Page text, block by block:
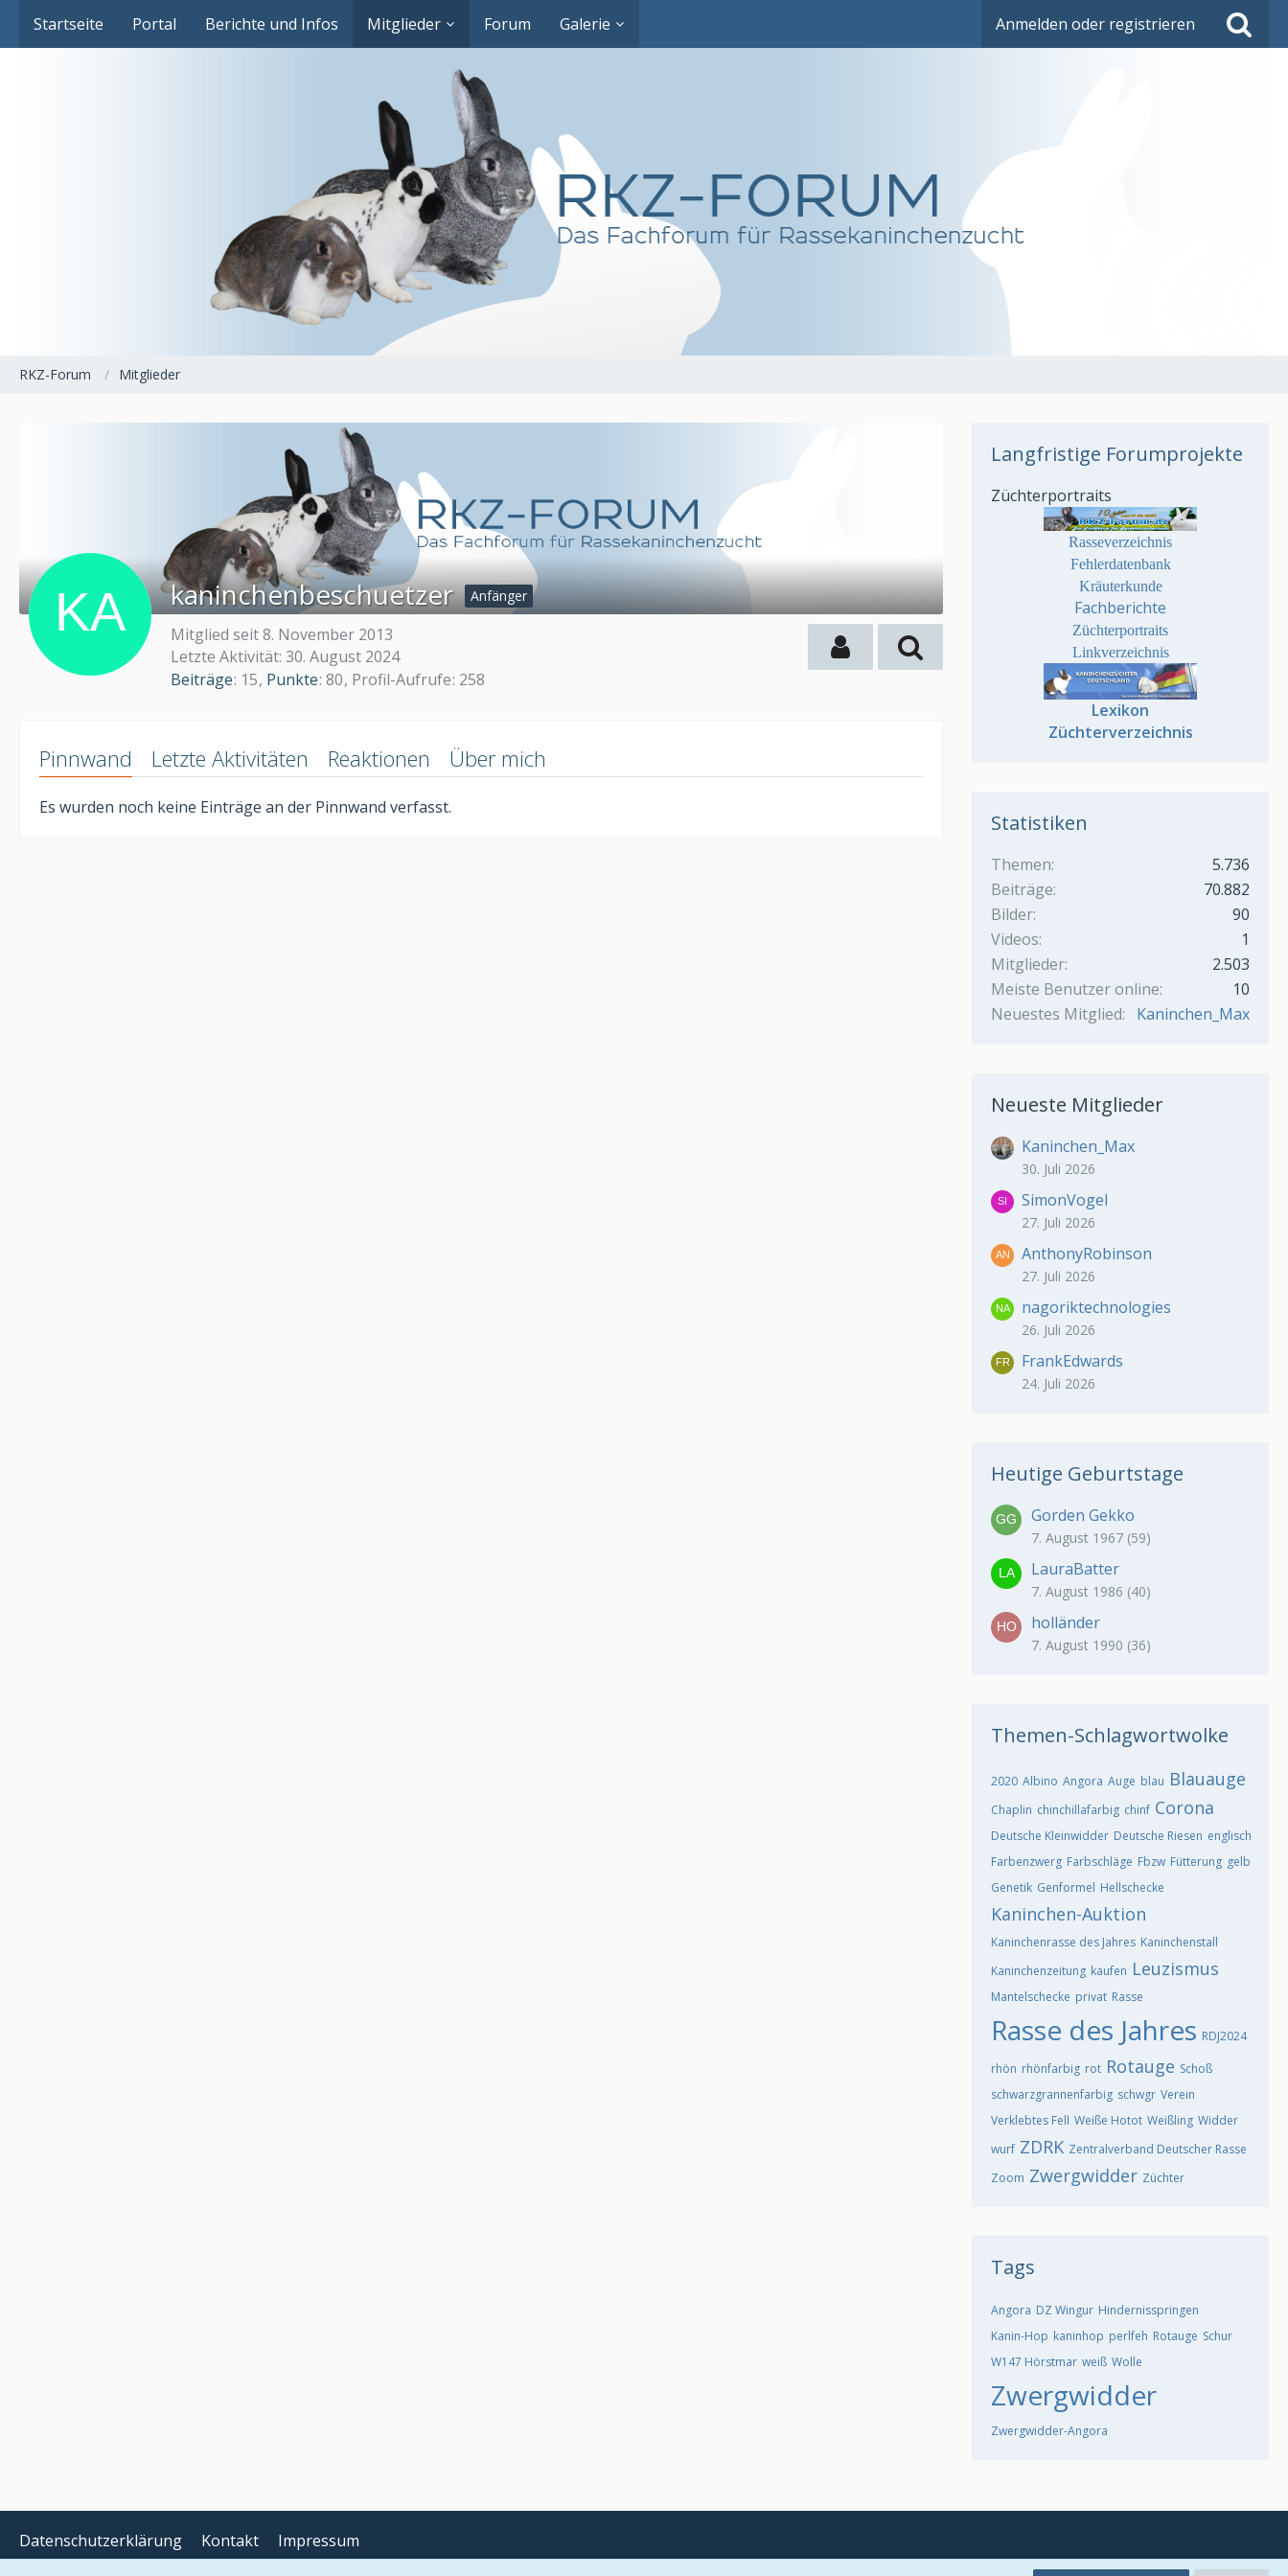
Startseite Portal Berichte und Infos Mitglieder Forum Galerie Anmelden oder registrieren
RKZ-Forum Mitglieder
kaninchenbeschuetzer Anfänger
Mitglied seit 8. November 2013
Letzte Aktivität: 30. August 2024
Beiträge 15 Punkte 80 Profil-Aufrufe 258
Pinnwand Letzte Aktivitäten Reaktionen Über mich
Es wurden noch keine Einträge an der Pinnwand verfasst.
Langfristige Forumprojekte
Züchterportraits
Rasseverzeichnis
Fehlerdatenbank
Kräuterkunde
Fachberichte
Züchterportraits
Linkverzeichnis
Lexikon
Züchterverzeichnis
Statistiken
Themen
5.736
Beiträge
70.882
Bilder
90
Videos
1
Mitglieder
2.503
Meiste Benutzer online
10
Neuestes Mitglied
Kaninchen_Max
Neueste Mitglieder
Kaninchen_Max
30. Juli 2026
SimonVogel
27. Juli 2026
AnthonyRobinson
27. Juli 2026
nagoriktechnologies
26. Juli 2026
FrankEdwards
24. Juli 2026
Heutige Geburtstage
Gorden Gekko
7. August 1967 (59)
LauraBatter
7. August 1986 (40)
holländer
7. August 1990 (36)
Themen-Schlagwortwolke
2020 Albino Angora Auge blau Blauauge
Chaplin chinchillafarbig chinf Corona
Deutsche Kleinwidder Deutsche Riesen englisch
Farbenzwerg Farbschläge Fbzw Fütterung gelb
Genetik Genformel Hellschecke
Kaninchen-Auktion
Kaninchenrasse des Jahres Kaninchenstall
Kaninchenzeitung kaufen Leuzismus
Mantelschecke privat Rasse
Rasse des Jahres RDJ2024
rhön rhönfarbig rot Rotauge Schoß
schwarzgrannenfarbig schwgr Verein
Verklebtes Fell Weiße Hotot Weißling Widder
wurf ZDRK Zentralverband Deutscher Rasse
Zoom Zwergwidder Züchter
Tags
Angora DZ Wingur Hindernisspringen
Kanin-Hop kaninhop perlfeh Rotauge Schur
W147 Hörstmar weiß Wolle
Zwergwidder
Zwergwidder-Angora
Datenschutzerklärung Kontakt Impressum